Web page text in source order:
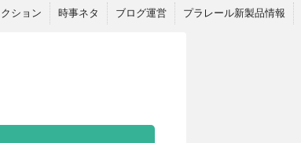
ション 時事ネタ ブログ運営 プラレール新製品情報